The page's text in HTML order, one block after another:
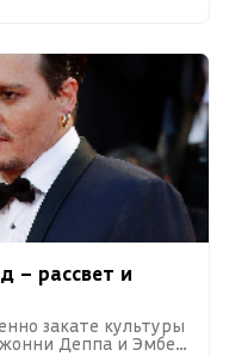
– рассвет и
закате культуры
Деппа и Эмбер